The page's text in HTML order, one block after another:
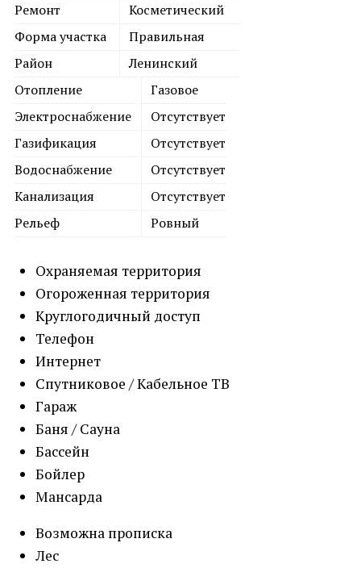
Ремонт
Косметический
Форма участка
Правильная
Район
Ленинский
Отопление
Газовое
Электроснабжение
Отсутствует
Газификация
Отсутствует
Водоснабжение
Отсутствует
Канализация
Отсутствует
Рельеф
Ровный
Охраняемая территория
Огороженная территория
Круглогодичный доступ
Телефон
Интернет
Спутниковое / Кабельное ТВ
Гараж
Баня / Сауна
Бассейн
Бойлер
Мансарда
Возможна прописка
Лес